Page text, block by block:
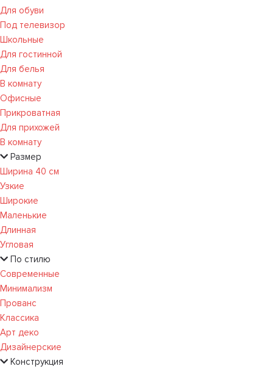
Для обуви
Под телевизор
Школьные
Для гостинной
Для белья
В комнату
Офисные
Прикроватная
Для прихожей
В комнату
Размер
Ширина 40 см
Узкие
Широкие
Маленькие
Длинная
Угловая
По стилю
Современные
Минимализм
Прованс
Классика
Арт деко
Дизайнерские
Конструкция